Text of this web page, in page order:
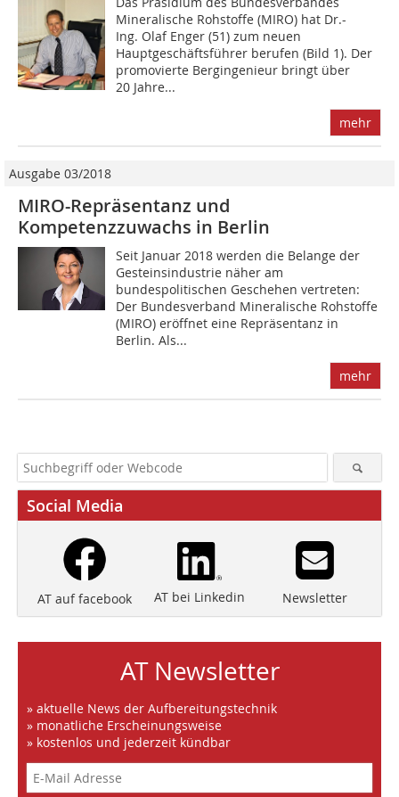
Mineralische Rohstoffe (MIRO) hat Dr.-
Ing. Olaf Enger (51) zum neuen
Hauptgeschäftsführer berufen (Bild 1). Der
promovierte Bergingenieur bringt über
20 Jahre...
mehr
Ausgabe 03/2018
MIRO-Repräsentanz und
Kompetenzzuwachs in Berlin
Seit Januar 2018 werden die Belange der
Gesteinsindustrie näher am
bundespolitischen Geschehen vertreten:
Der Bundesverband Mineralische Rohstoffe
(MIRO) eröffnet eine Repräsentanz in
Berlin. Als...
mehr
Social Media
AT auf facebook AT bei Linkedin Newsletter
AT Newsletter
» aktuelle News der Aufbereitungstechnik
» monatliche Erscheinungsweise
» kostenlos und jederzeit kündbar